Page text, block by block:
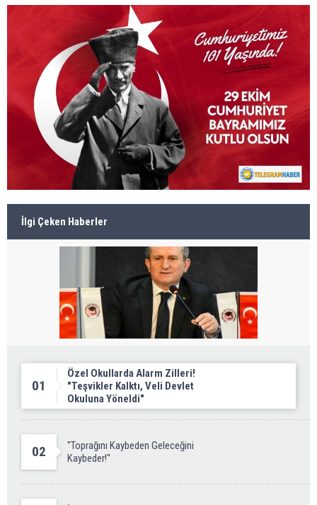
İlgi Çeken Haberler
01
Özel Okullarda Alarm Zilleri!
"Teşvikler Kalktı, Veli Devlet
Okuluna Yöneldi"
02
"Toprağını Kaybeden Geleceğini
Kaybeder!"